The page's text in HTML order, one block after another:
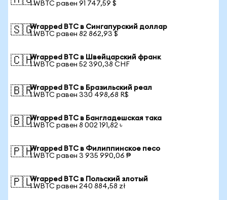
1 WBTC равен 91 747,59 $
🇸🇬Wrapped BTC в Сингапурский доллар
1 WBTC равен 82 862,93 $
🇨🇭Wrapped BTC в Швейцарский франк
1 WBTC равен 52 390,38 CHF
🇧🇷Wrapped BTC в Бразильский реал
1 WBTC равен 330 498,68 R$
🇧🇩Wrapped BTC в Бангладешская така
1 WBTC равен 8 002 191,82 ৳
🇵🇭Wrapped BTC в Филиппинское песо
1 WBTC равен 3 935 990,06 ₱
🇵🇱Wrapped BTC в Польский злотый
1 WBTC равен 240 884,58 zł